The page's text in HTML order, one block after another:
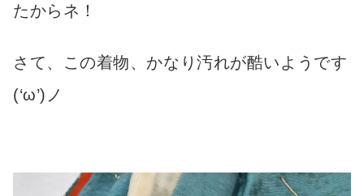
たからネ！
さて、この着物、かなり汚れが酷いようです
(‘ω’)ノ